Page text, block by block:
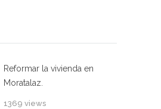
Reformar la vivienda en
Moratalaz.
1369 views